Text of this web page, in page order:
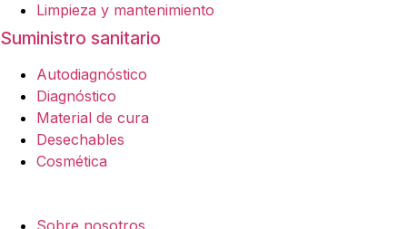
Limpieza y mantenimiento
Suministro sanitario
Autodiagnóstico
Diagnóstico
Material de cura
Desechables
Cosmética